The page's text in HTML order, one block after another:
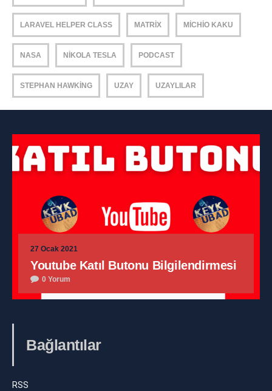
LARAVEL HELPER CLASS MATRIX MICHIO KAKU
NASA NIKOLA TESLA PODCAST
STEPHAN HAWKING UZAY UZAYLILAR
27 Ocak 2021
Youtube Katıl Butonu Bilgilendirmesi
0 Yorum
Bağlantılar
RSS